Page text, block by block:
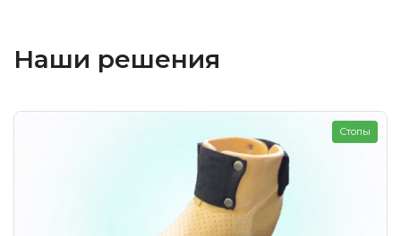
Наши решения
Стопы